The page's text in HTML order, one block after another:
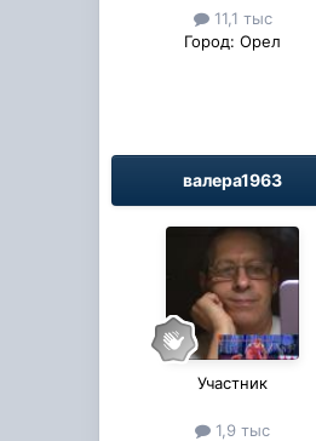
11,1 тыс
Город: Орел
валера1963
Участник
1,9 тыс